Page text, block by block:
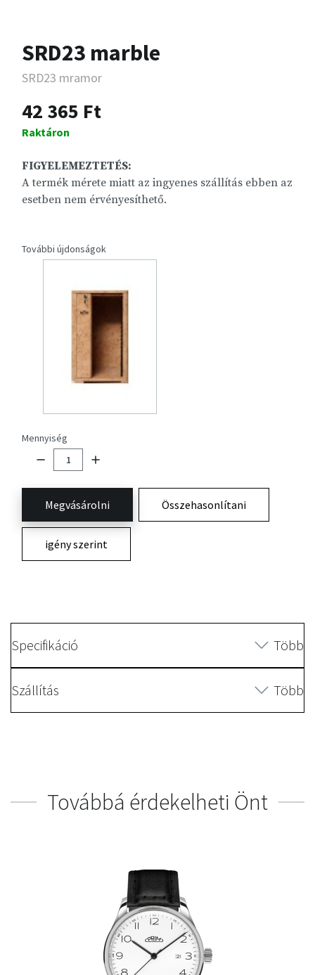
SRD23 marble
SRD23 mramor
42 365 Ft
Raktáron
FIGYELEMEZTETÉS:
A termék mérete miatt az ingyenes szállítás ebben az
esetben nem érvényesíthető.
További újdonságok
Mennyiség
Megvásárolni Összehasonlítani
igény szerint
Specifikáció Több
Szállítás Több
Továbbá érdekelheti Önt